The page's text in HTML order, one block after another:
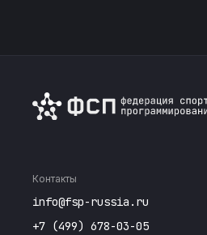
Контакты
info@fsp-russia.ru
+7 (499) 678-03-05